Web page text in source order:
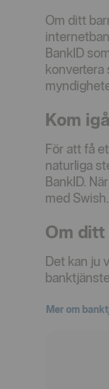
Om ditt
BankID
konvertera
Kom
För att få
naturliga
BankID.
med Swish.
Om ditt
Det kan ju
Mer om